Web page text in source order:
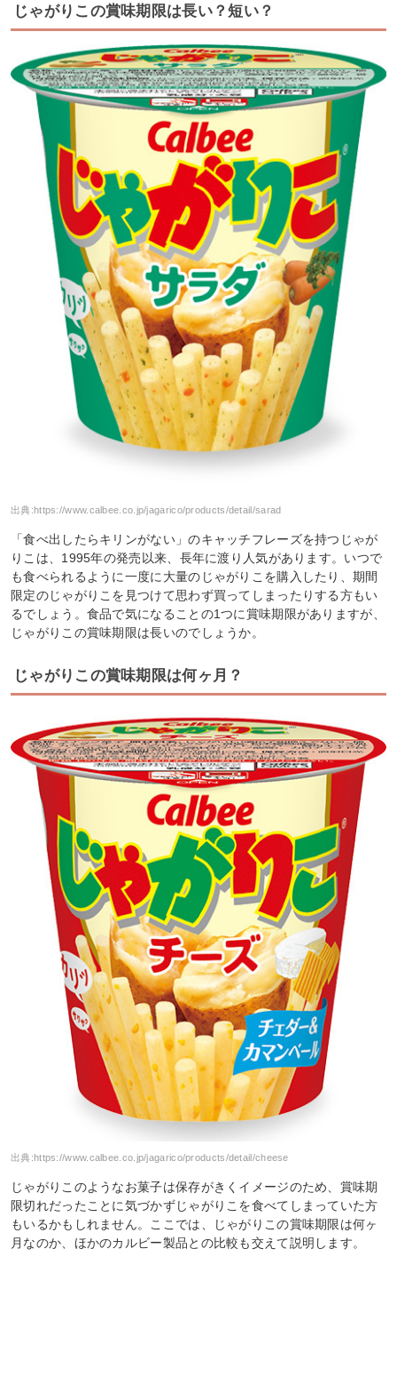
じゃがりこの賞味期限は長い？短い？
出典: https://www.calbee.co.jp/jagarico/products/detail/sarad
「食べ出したらキリンがない」のキャッチフレーズを持つじゃが
りこは、1995年の発売以来、長年に渡り人気があります。いつで
も食べられるように一度に大量のじゃがりこを購入したり、期間
限定のじゃがりこを見つけて思わず買ってしまったりする方もい
るでしょう。食品で気になることの1つに賞味期限がありますが、
じゃがりこの賞味期限は長いのでしょうか。
じゃがりこの賞味期限は何ヶ月？
出典:https://www.calbee.co.jp/jagarico/products/detail/cheese
じゃがりこのようなお菓子は保存がきくイメージのため、賞味期
限切れだったことに気づかずじゃがりこを食べてしまっていた方
もいるかもしれません。ここでは、じゃがりこの賞味期限は何ヶ
月なのか、ほかのカルビー製品との比較も交えて説明します。